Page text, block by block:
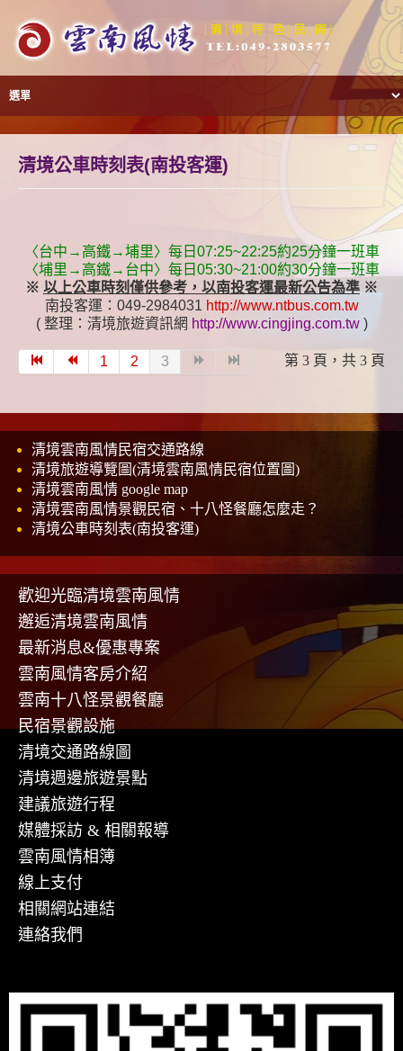
清境公車時刻表(南投客運)
〈台中→高鐵→埔里〉每日 07:25~22:25約25分鐘一班車
〈埔里→高鐵→台中〉每日 05:30~21:00約30分鐘一班車
※ 以上公車時刻僅供參考，以南投客運最新公告為準 ※
南投客運：049-2984031 http://www.ntbus.com.tw
( 整理：清境旅遊資訊網 http://www.cingjing.com.tw)
第 3 頁，共 3 頁
1 2 3
清境雲南風情民宿交通路線
清境旅遊導覽圖(清境雲南風情民宿位置圖)
清境雲南風情 google map
清境雲南風情景觀民宿、十八怪餐廳怎麼走？
清境公車時刻表(南投客運)
歡迎光臨清境雲南風情
邂逅清境雲南風情
最新消息&優惠專案
雲南風情客房介紹
雲南十八怪景觀餐廳
民宿景觀設施
清境交通路線圖
清境週邊旅遊景點
建議旅遊行程
媒體採訪 & 相關報導
雲南風情相簿
線上支付
相關網站連結
連絡我們